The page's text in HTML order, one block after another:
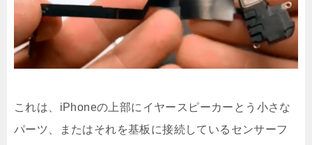
これは、iPhoneの上部にイヤースピーカーとう小さな
パーツ、またはそれを基板に接続しているセンサーフ